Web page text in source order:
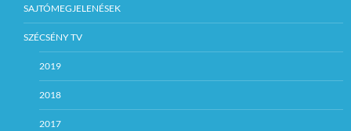
SAJTÓMEGJELENÉSEK
SZÉCSÉNY TV
2019
2018
2017